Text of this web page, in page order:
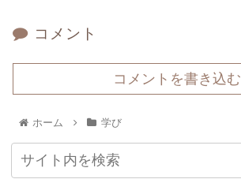
コメント
コメントを書き込む
ホーム 学び